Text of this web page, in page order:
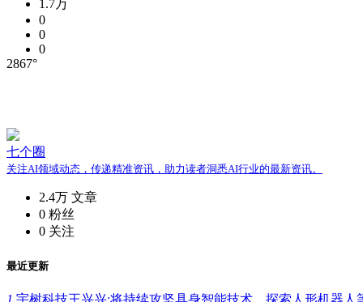
1.7万
0
0
0
2867°
七个圈
关注AI领域动态，传递精准资讯，助力读者洞悉AI行业的最新资讯。
2.4万 文章
0 粉丝
0 关注
最近更新
1. 宇树科技王兴兴:将持续攻坚具身智能技术，探索人形机器人